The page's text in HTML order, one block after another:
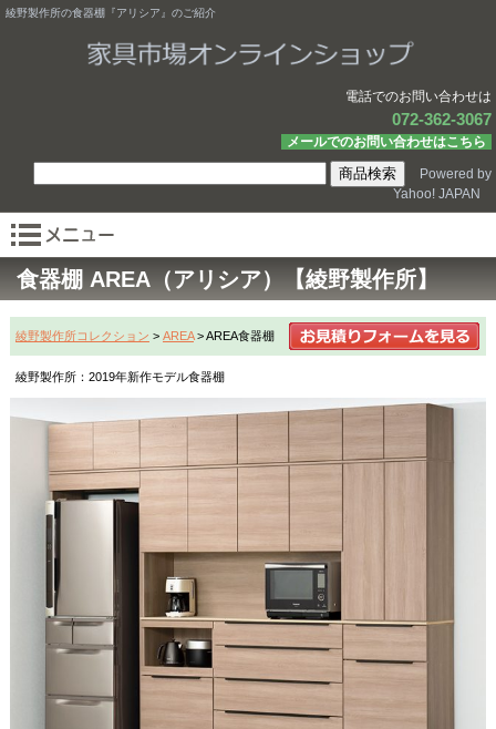
綾野製作所の食器棚『アリシア』のご紹介
電話でのお問い合わせは
072-362-3067
メールでのお問い合わせはこちら
Powered by
Yahoo! JAPAN
食器棚 AREA（アリシア）【綾野製作所】
綾野製作所コレクション > AREA> AREA食器棚
綾野製作所：2019年新作モデル食器棚